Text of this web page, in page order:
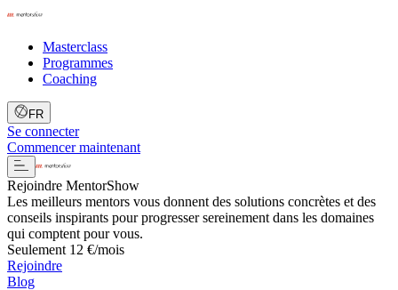
Masterclass
Programmes
Coaching
FR
Se connecter
Commencer maintenant
Rejoindre MentorShow
Les meilleurs mentors vous donnent des solutions concrètes et des
conseils inspirants pour progresser sereinement dans les domaines
qui comptent pour vous.
Seulement 12 €/mois
Rejoindre
Blog